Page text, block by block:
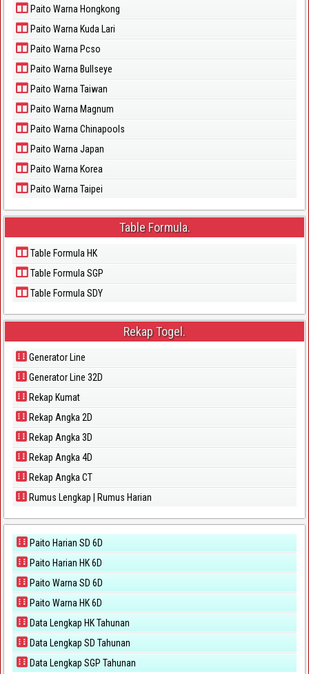
Paito Warna Hongkong
Paito Warna Kuda Lari
Paito Warna Pcso
Paito Warna Bullseye
Paito Warna Taiwan
Paito Warna Magnum
Paito Warna Chinapools
Paito Warna Japan
Paito Warna Korea
Paito Warna Taipei
Table Formula.
Table Formula HK
Table Formula SGP
Table Formula SDY
Rekap Togel.
Generator Line
Generator Line 32D
Rekap Kumat
Rekap Angka 2D
Rekap Angka 3D
Rekap Angka 4D
Rekap Angka CT
Rumus Lengkap | Rumus Harian
Paito Harian SD 6D
Paito Harian HK 6D
Paito Warna SD 6D
Paito Warna HK 6D
Data Lengkap HK Tahunan
Data Lengkap SD Tahunan
Data Lengkap SGP Tahunan